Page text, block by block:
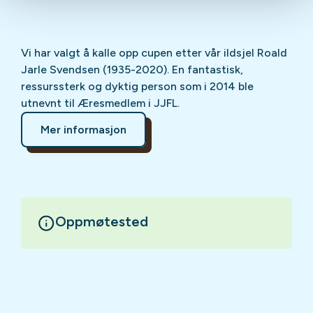
Vi har valgt å kalle opp cupen etter vår ildsjel Roald
Jarle Svendsen (1935-2020). En fantastisk,
ressurssterk og dyktig person som i 2014 ble
utnevnt til Æresmedlem i JJFL.
Mer informasjon
Oppmøtested